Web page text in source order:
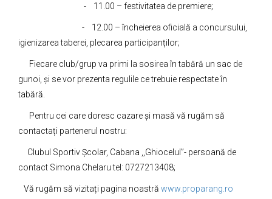
- 11.00 – festivitatea de premiere;
- 12.00 – încheierea oficială a concursului,
igienizarea taberei, plecarea participanților;
Fiecare club/grup va primi la sosirea în tabără un sac de
gunoi, și se vor prezenta regulile ce trebuie respectate în
tabără.
Pentru cei care doresc cazare și masă vă rugăm să
contactați partenerul nostru:
Clubul Sportiv Școlar, Cabana ,,Ghiocelul”- persoană de
contact Simona Chelaru tel: 0727213408;
Vă rugăm să vizitați pagina noastră www.proparang.ro